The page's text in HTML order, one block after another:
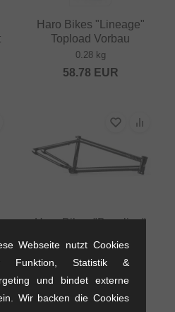
Haro Bikes "Lineage"
Topload Vorbau
0.28 kg
58.78 EUR
Haro Bikes "Baseline"
Webseite nutzt Cookies
Funktion, Statistik &
und bindet externe
Wir backen die Cookies